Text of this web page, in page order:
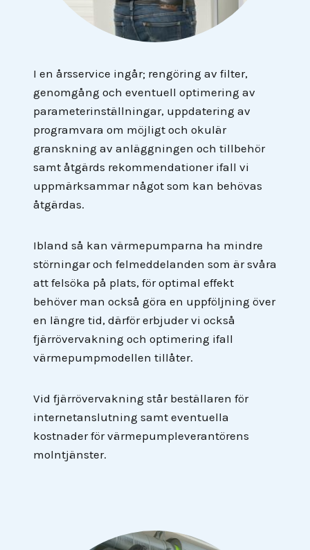
I en årsservice ingår; rengöring av filter,
genomgång och eventuell optimering av
parameterinställningar, uppdatering av
programvara om möjligt och okulär
granskning av anläggningen och tillbehör
samt åtgärds rekommendationer ifall vi
uppmärksammar något som kan behövas
åtgärdas.
Ibland så kan värmepumparna ha mindre
störningar och felmeddelanden som är svåra
att felsöka på plats, för optimal effekt
behöver man också göra en uppföljning över
en längre tid, därför erbjuder vi också
fjärrövervakning och optimering ifall
värmepumpmodellen tillåter.
Vid fjärrövervakning står beställaren för
internetanslutning samt eventuella
kostnader för värmepumpleverantörens
molntjänster.